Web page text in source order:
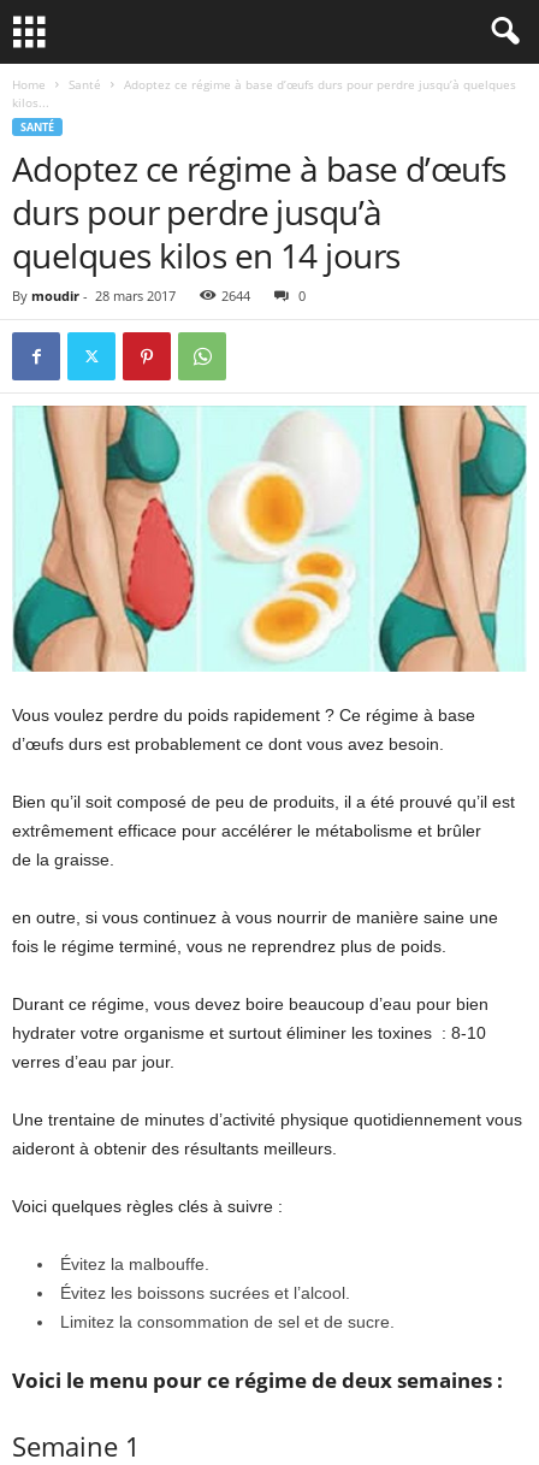
Home Santé
Adoptez ce régime à base d’œufs durs pour perdre jusqu’à quelques
kilos...
SANTÉ
Adoptez ce régime à base d’œufs
durs pour perdre jusqu’à
quelques kilos en 14 jours
By moudir - 28 mars 2017 2644 0
Vous voulez perdre du poids rapidement ? Ce régime à base
d’œufs durs est probablement ce dont vous avez besoin.
Bien qu’il soit composé de peu de produits, il a été prouvé qu’il est
extrêmement efficace pour accélérer le métabolisme et brûler
de la graisse.
en outre, si vous continuez à vous nourrir de manière saine une
fois le régime terminé, vous ne reprendrez plus de poids.
Durant ce régime, vous devez boire beaucoup d’eau pour bien
hydrater votre organisme et surtout éliminer les toxines : 8-10
verres d’eau par jour.
Une trentaine de minutes d’activité physique quotidiennement vous
aideront à obtenir des résultants meilleurs.
Voici quelques règles clés à suivre :
Évitez la malbouffe.
Évitez les boissons sucrées et l’alcool.
Limitez la consommation de sel et de sucre.
Voici le menu pour ce régime de deux semaines :
Semaine 1